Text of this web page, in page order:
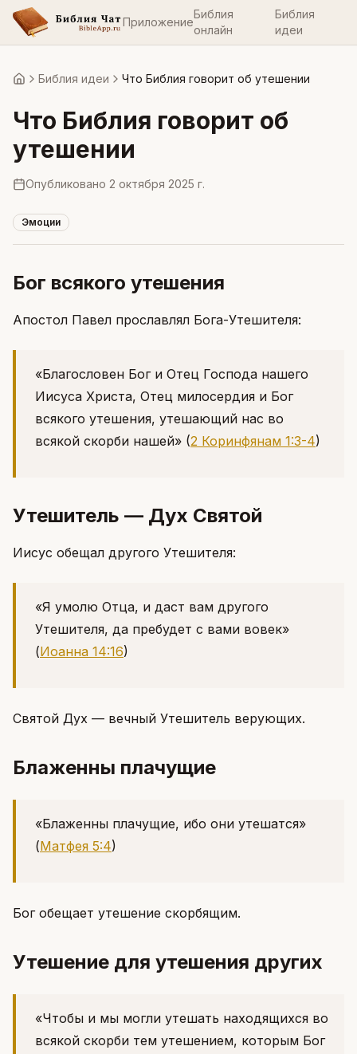
Приложение
Библия
онлайн
Библия
идеи
ГлавнаяБиблия идеи Что Библия говорит об утешении
Что Библия говорит об
утешении
Опубликовано 2 октября 2025 г.
Эмоции
Бог всякого утешения
Апостол Павел прославлял Бога-Утешителя:
«Благословен Бог и Отец Господа нашего
Иисуса Христа, Отец милосердия и Бог
всякого утешения, утешающий нас во
всякой скорби нашей» (2 Коринфянам 1:3-4)
Утешитель — Дух Святой
Иисус обещал другого Утешителя:
«Я умолю Отца, и даст вам другого
Утешителя, да пребудет с вами вовек»
(Иоанна 14:16)
Святой Дух — вечный Утешитель верующих.
Блаженны плачущие
«Блаженны плачущие, ибо они утешатся»
(Матфея 5:4)
Бог обещает утешение скорбящим.
Утешение для утешения других
«Чтобы и мы могли утешать находящихся во
всякой скорби тем утешением, которым Бог